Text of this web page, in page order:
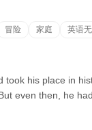
冒险 家庭 英语
took his place in
even then, he